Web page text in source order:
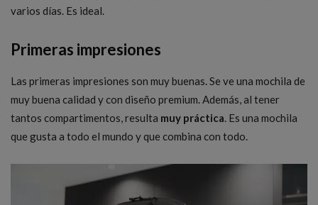
varios días. Es ideal.
Primeras impresiones
Las primeras impresiones son muy buenas. Se ve una mochila de
muy buena calidad y con diseño premium. Además, al tener
tantos compartimentos, resulta muy práctica. Es una mochila
que gusta a todo el mundo y que combina con todo.